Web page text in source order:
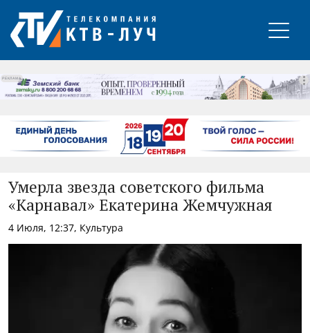
РЕКЛАМА
Умерла звезда советского фильма
«Карнавал» Екатерина Жемчужная
4 Июля, 12:37, Культура